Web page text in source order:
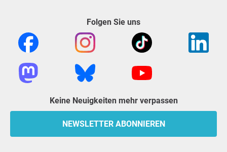
Folgen Sie uns
Keine Neuigkeiten mehr verpassen
NEWSLETTER ABONNIEREN